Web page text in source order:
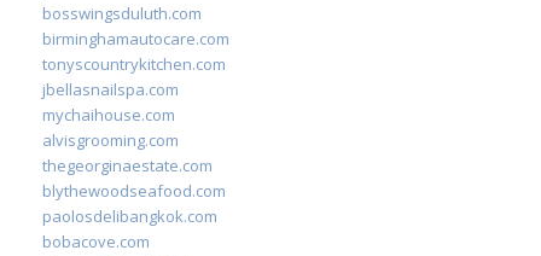
bosswingsduluth.com
birminghamautocare.com
tonyscountrykitchen.com
jbellasnailspa.com
mychaihouse.com
alvisgrooming.com
thegeorginaestate.com
blythewoodseafood.com
paolosdelibangkok.com
bobacove.com